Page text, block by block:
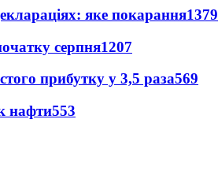
яке покарання1379
серпня1207
прибутку у 3,5 раза569
нафти553